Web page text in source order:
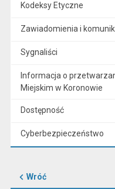
Kodeksy Etyczne
Zawiadomienia i
Sygnaliści
Informacja o
Miejskim w Koronowie
Dostępność
Cyberbezpieczeństwo
Wróć